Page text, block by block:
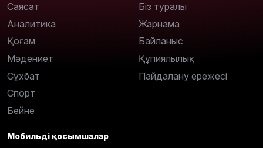
Саясат
Аналитика
Қоғам
Мәдениет
Сұхбат
Спорт
Бейне
Біз туралы
Жарнама
Байланыс
Құпиялылық
Пайдалану ережесі
Мобильді қосымшалар